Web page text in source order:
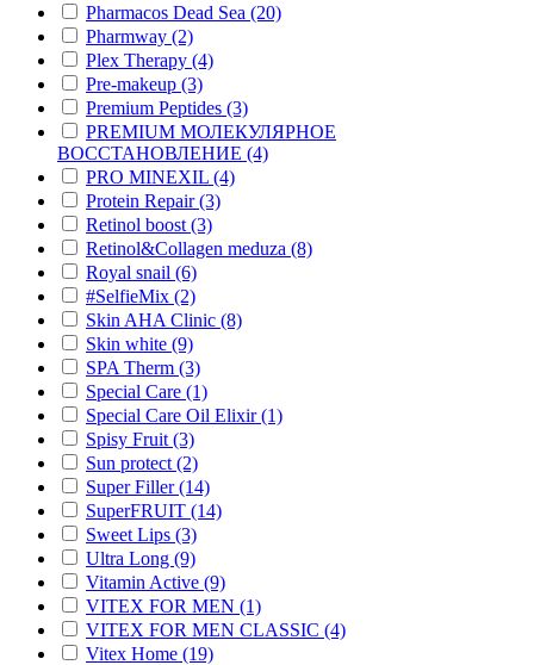
Pharmacos Dead Sea (20)
Pharmway (2)
Plex Therapy (4)
Pre-makeup (3)
Premium Peptides (3)
PREMIUM МОЛЕКУЛЯРНОЕ
ВОССТАНОВЛЕНИЕ (4)
PRO MINEXIL (4)
Protein Repair (3)
Retinol boost (3)
Retinol&Collagen meduza (8)
Royal snail (6)
#SelfieMix (2)
Skin AHA Clinic (8)
Skin white (9)
SPA Therm (3)
Special Care (1)
Special Care Oil Elixir (1)
Spisy Fruit (3)
Sun protect (2)
Super Filler (14)
SuperFRUIT (14)
Sweet Lips (3)
Ultra Long (9)
Vitamin Active (9)
VITEX FOR MEN (1)
VITEX FOR MEN CLASSIC (4)
Vitex Home (19)